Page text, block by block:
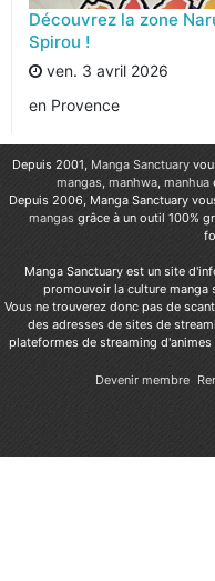
Découvrez la zone
Spirou !
ven. 3 avril 2026
en Provence
Depuis 2001, Manga Sanctuary
mangas, manhwa, manhua
Depuis 2006, Manga Sanctuary
mangas grâce à un outil 100%
Manga Sanctuary est un site
promouvoir la culture manga
Vous ne trouverez donc pas de
des adresses de sites de
plateformes de streaming
Devenir membre